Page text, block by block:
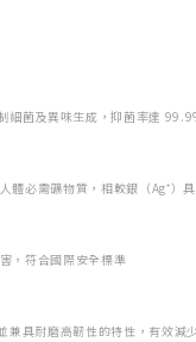
細菌及異味生成，抑菌率達
必需礦物質，相較銀（Ag⁺）
，符合國際安全標準
具耐磨高韌性的特性，有效減